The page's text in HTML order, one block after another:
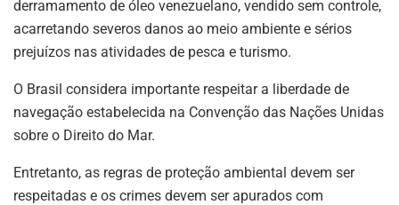
derramamento de óleo venezuelano, vendido sem controle,
acarretando severos danos ao meio ambiente e sérios
prejuízos nas atividades de pesca e turismo.
O Brasil considera importante respeitar a liberdade de
navegação estabelecida na Convenção das Nações Unidas
sobre o Direito do Mar.
Entretanto, as regras de proteção ambiental devem ser
respeitadas e os crimes devem ser apurados com